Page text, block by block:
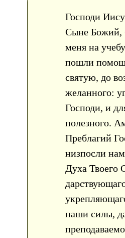
Господи
Сыне Божий,
меня на
пошли
святую, до
желанного:
Господи, и
полезного.
Преблагий
низпосли нам
Духа Твоего
наши силы,